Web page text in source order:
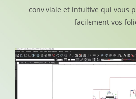
conviviale et intuitive qui vous
facilement vos